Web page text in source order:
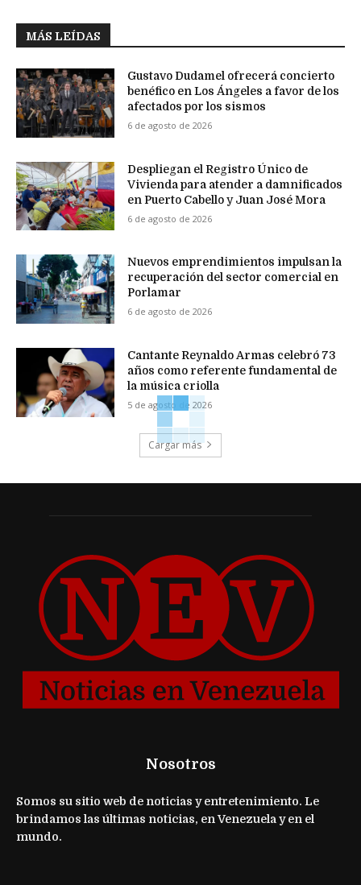
MÁS LEÍDAS
Gustavo Dudamel ofrecerá concierto
benéfico en Los Ángeles a favor de los
afectados por los sismos
6 de agosto de 2026
Despliegan el Registro Único de
Vivienda para atender a damnificados
en Puerto Cabello y Juan José Mora
6 de agosto de 2026
Nuevos emprendimientos impulsan la
recuperación del sector comercial en
Porlamar
6 de agosto de 2026
Cantante Reynaldo Armas celebró 73
años como referente fundamental de
la música criolla
5 de agosto de 2026
Cargar más
Nosotros
Somos su sitio web de noticias y entretenimiento. Le
brindamos las últimas noticias, en Venezuela y en el
mundo.